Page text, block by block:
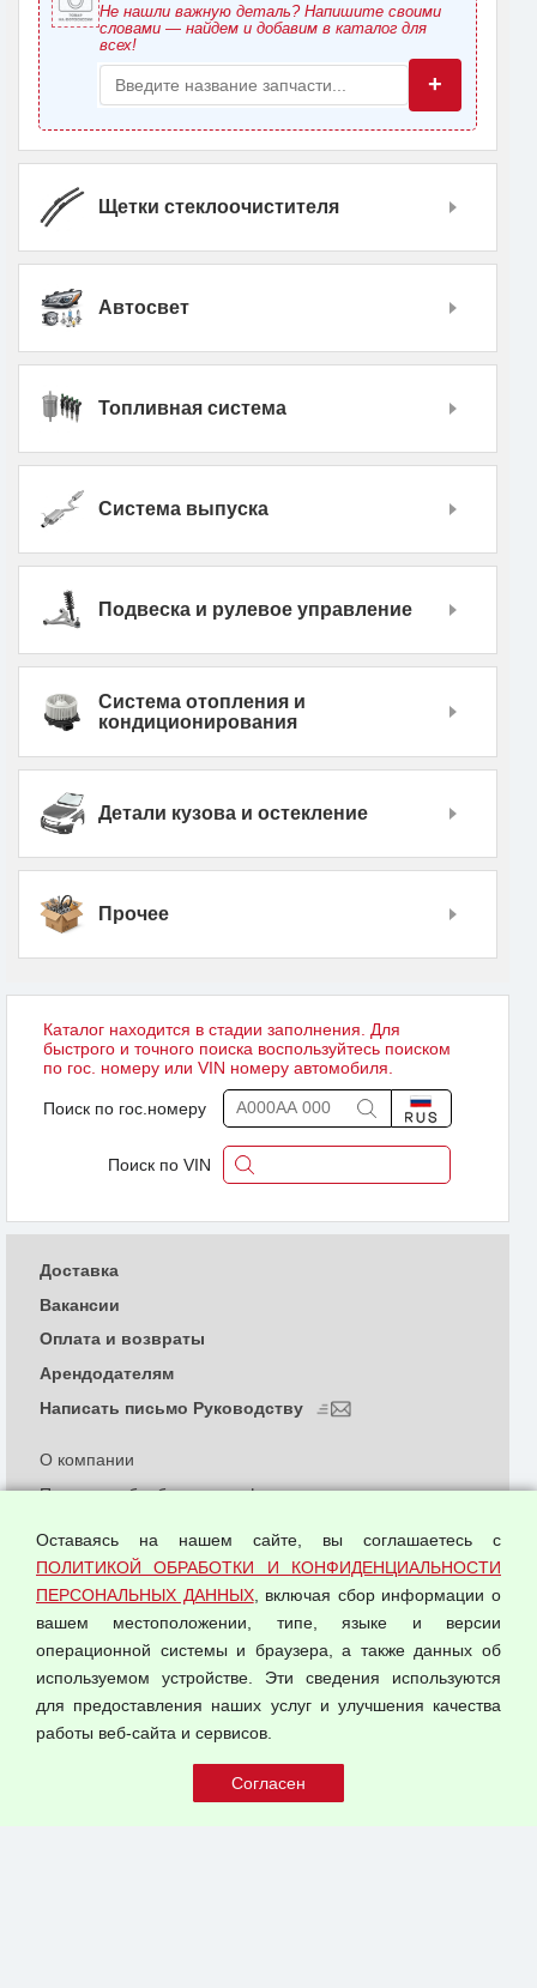
Не нашли важную деталь? Напишите своими
словами — найдем и добавим в каталог для
всех!
+
Щетки стеклоочистителя
Автосвет
Топливная система
Система выпуска
Подвеска и рулевое управление
Система отопления и
кондиционирования
Детали кузова и остекление
Прочее
Каталог находится в стадии заполнения. Для
быстрого и точного поиска воспользуйтесь поиском
по гос. номеру или VIN номеру автомобиля.
Поиск по гос.номеру
Поиск по VIN
© 2026 ООО "Феникс"
О компании
Политика обработки и конфиденциальности
Согласием на обработку персональных данных
Оферта оптовой купли-продажи
Публичная оферта
Доставка
Вакансии
Оплата и возвраты
Арендодателям
Написать письмо Руководству
Оставаясь на нашем сайте, вы соглашаетесь с
ПОЛИТИКОЙ ОБРАБОТКИ И КОНФИДЕНЦИАЛЬНОСТИ
ПЕРСОНАЛЬНЫХ ДАННЫХ, включая сбор информации о
вашем местоположении, типе, языке и версии
операционной системы и браузера, а также данных об
используемом устройстве. Эти сведения используются
для предоставления наших услуг и улучшения качества
работы веб-сайта и сервисов.